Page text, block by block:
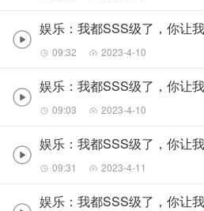
09:32 2023-4-10
09:03 2023-4-10
09:31 2023-4-11